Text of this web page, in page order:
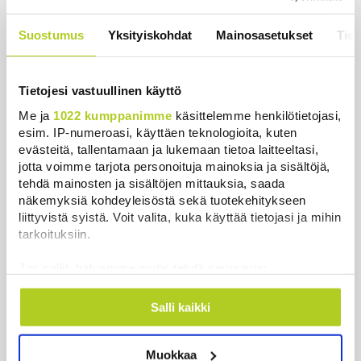
Suostumus Yksityiskohdat Mainosasetukset
Tietojesi vastuullinen käyttö
Me ja 1022 kumppanimme käsittelemme henkilötietojasi,
esim. IP-numeroasi, käyttäen teknologioita, kuten
evästeitä, tallentamaan ja lukemaan tietoa laitteeltasi,
jotta voimme tarjota personoituja mainoksia ja sisältöjä,
tehdä mainosten ja sisältöjen mittauksia, saada
näkemyksiä kohdeyleisöstä sekä tuotekehitykseen
liittyvistä syistä. Voit valita, kuka käyttää tietojasi ja mihin
tarkoituksiin.
Kerätä tietoja maantieteellisestä sijainnistasi,
mahdollisesti muutaman metrin tarkkuudella
ominaispiirteitä aktiivisesti (sormenjäljen
Salli kaikki
Muokkaa
auringonpimennyksen edellä
Uutiset | 8.8.2026 11:31
Uutiset
Uusimmat Luetuimmat